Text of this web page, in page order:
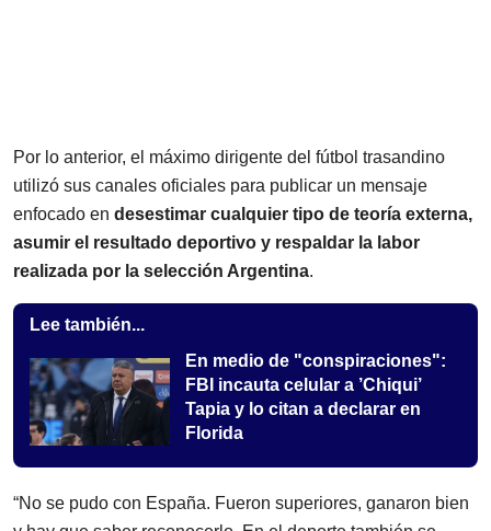
Por lo anterior, el máximo dirigente del fútbol trasandino
utilizó sus canales oficiales para publicar un mensaje
enfocado en desestimar cualquier tipo de teoría externa,
asumir el resultado deportivo y respaldar la labor
realizada por la selección Argentina.
Lee también...
En medio de "conspiraciones":
FBI incauta celular a ’Chiqui’
Tapia y lo citan a declarar en
Florida
“No se pudo con España. Fueron superiores, ganaron bien